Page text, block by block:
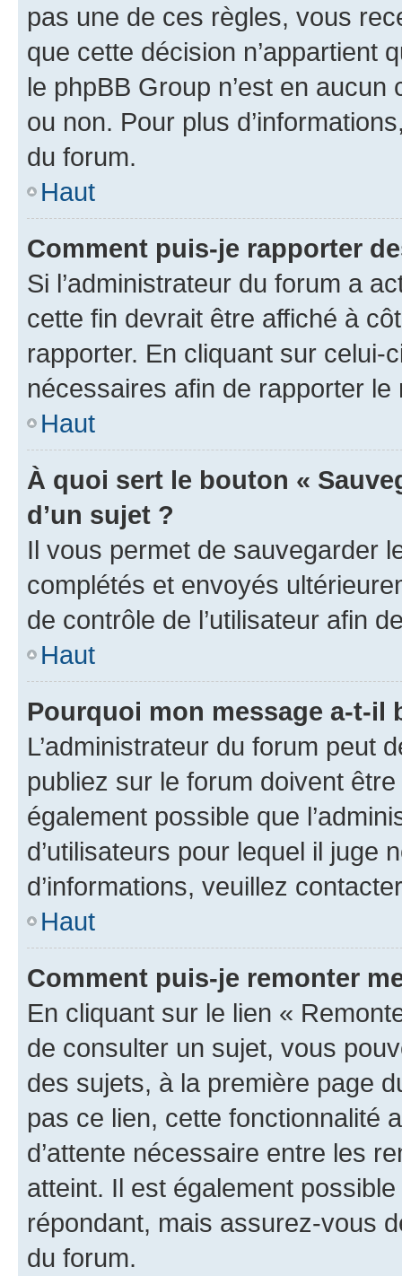
pas une de ces règles, vous
que cette décision n’appartient
le phpBB Group n’est en
ou non. Pour plus
du forum.
Haut
Comment puis-je rapporter
Si l’administrateur du forum a
cette fin devrait être affiché à
rapporter. En cliquant sur
nécessaires afin de rapporter le
Haut
À quoi sert le bouton «
d’un sujet ?
Il vous permet de sauvegarder
complétés et envoyés
de contrôle de l’utilisateur afin
Haut
Pourquoi mon message a-t-il
L’administrateur du forum peut
publiez sur le forum doivent
également possible que
d’utilisateurs pour lequel il juge
d’informations, veuillez
Haut
Comment puis-je remonter
En cliquant sur le lien «
de consulter un sujet, vous
des sujets, à la première page
pas ce lien, cette fonctionnalité
d’attente nécessaire entre les
atteint. Il est également
répondant, mais assurez-vous
du forum.